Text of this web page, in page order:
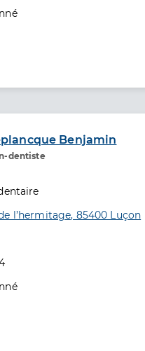
Benjamin
dentiste de santé
l’hermitage, 85400 Luçon